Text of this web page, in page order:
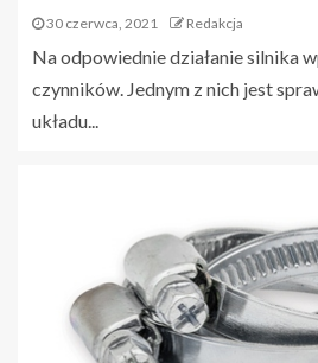
30 czerwca, 2021 Redakcja
Na odpowiednie działanie silnika
czynników. Jednym z nich jest
układu...